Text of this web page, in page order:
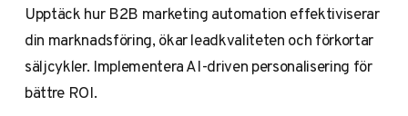
Upptäck hur B2B marketing automation effektiviserar
din marknadsföring, ökar leadkvaliteten och förkortar
säljcykler. Implementera AI-driven personalisering för
bättre ROI.